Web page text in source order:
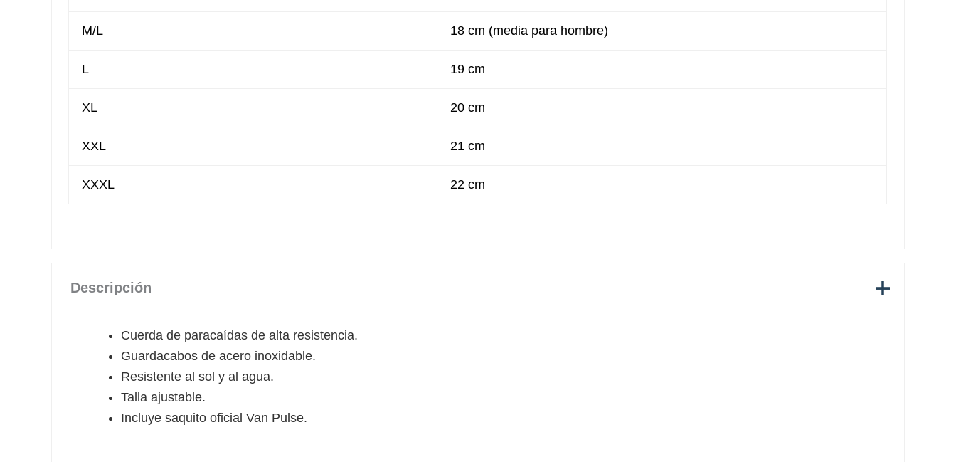
M/L 18 cm (media para hombre)
L 19 cm
XL 20 cm
XXL 21 cm
XXXL 22 cm
Descripción
Cuerda de paracaídas de alta resistencia.
Guardacabos de acero inoxidable.
Resistente al sol y al agua.
Talla ajustable.
Incluye saquito oficial Van Pulse.